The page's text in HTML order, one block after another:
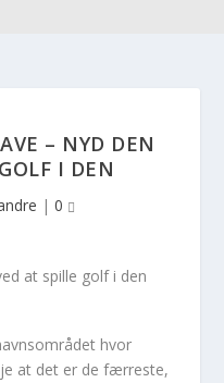
– NYD DEN
I DEN
| 0
hvor
at det er de færreste,